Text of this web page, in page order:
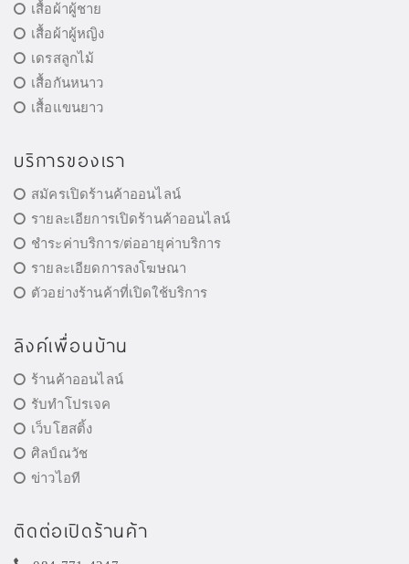
เสื้อผ้าผู้ชาย
เสื้อผ้าผู้หญิง
เดรสลูกไม้
เสื้อกันหนาว
เสื้อแขนยาว
บริการของเรา
สมัครเปิดร้านค้าออนไลน์
รายละเอียการเปิดร้านค้าออนไลน์
ชำระค่าบริการ/ต่ออายุค่าบริการ
รายละเอียดการลงโฆษณา
ตัวอย่างร้านค้าที่เปิดใช้บริการ
ลิงค์เพื่อนบ้าน
ร้านค้าออนไลน์
รับทำโปรเจค
เว็บโฮสติ้ง
ศิลป์ณวัช
ข่าวไอที
ติดต่อเปิดร้านค้า